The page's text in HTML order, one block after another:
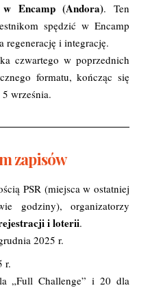
Encamp (Andora). Ten
spędzić w Encamp
regenerację i integrację.
czwartego w poprzednich
formatu, kończąc się
września.
zapisów
PSR (miejsca w ostatniej
godziny), organizatorzy
i loterii.
2025 r.
r.
„Full Challenge” i 20 dla